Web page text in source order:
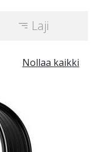
Laji
Nollaa kaikki